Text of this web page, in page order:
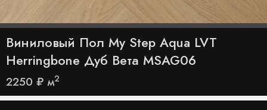
Виниловый Пол My Step Aqua LVT
Herringbone Дуб Вета MSAG06
2250 ₽ м2